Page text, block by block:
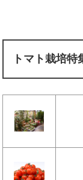
トマト栽培特